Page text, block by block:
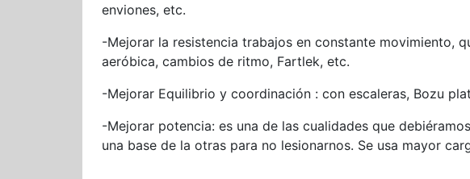
enviones, etc.
-Mejorar la resistencia trabajos en constante movimiento,
aeróbica, cambios de ritmo, Fartlek, etc.
-Mejorar Equilibrio y coordinación : con escaleras, Bozu
-Mejorar potencia: es una de las cualidades que
una base de la otras para no lesionarnos. Se usa mayor